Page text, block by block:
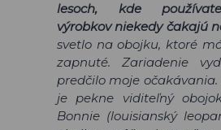
lesoch, kde
výrobkov niekedy čakajú
svetlo na obojku, ktoré
zapnuté. Zariadenie
predčilo moje
je pekne viditeľný
Bonnie (louisianský